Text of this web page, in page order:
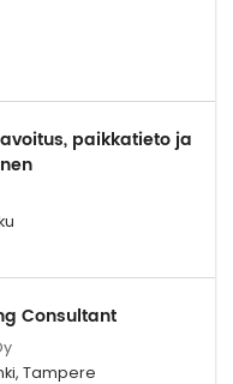
paikkatieto ja
Consultant
Tampere